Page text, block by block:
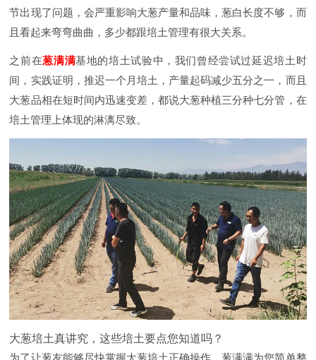
节出现了问题，会严重影响大葱产量和品味，葱白长度不够，而
且看起来弯弯曲曲，多少都跟培土管理有很大关系。
之前在葱满满基地的培土试验中，我们曾经尝试过延迟培土时
间，实践证明，推迟一个月培土，产量起码减少五分之一，而且
大葱品相在短时间内迅速变差，都说大葱种植三分种七分管，在
培土管理上体现的淋漓尽致。
大葱培土真讲究，这些培土要点您知道吗？
为了让葱友能够尽快掌握大葱培土正确操作，葱满满为您简单整